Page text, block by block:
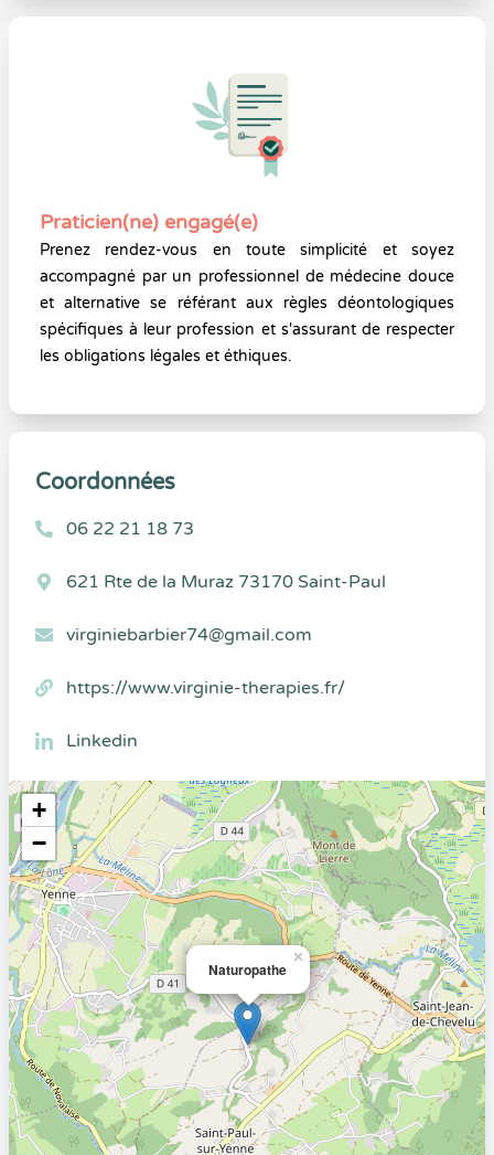
Praticien(ne) engagé(e)
Prenez rendez-vous en toute simplicité et soyez
accompagné par un professionnel de médecine douce
et alternative se référant aux règles déontologiques
spécifiques à leur profession et s'assurant de respecter
les obligations légales et éthiques.
Coordonnées
06 22 21 18 73
621 Rte de la Muraz 73170 Saint-Paul
virginiebarbier74@gmail.com
https://www.virginie-therapies.fr/
Linkedin
Naturopathe
×
+
−